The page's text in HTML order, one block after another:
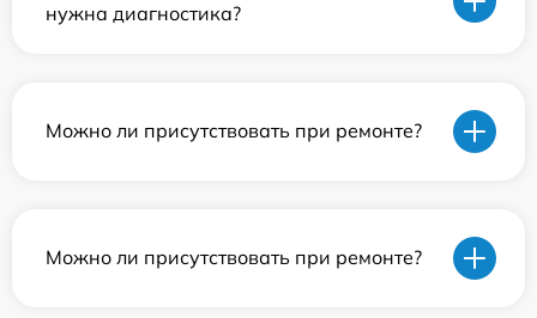
нужна диагностика?
Можно ли присутствовать при ремонте?
Можно ли присутствовать при ремонте?